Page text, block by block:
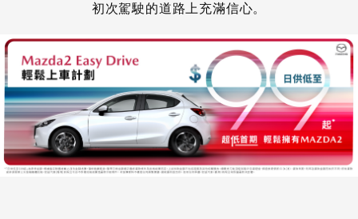
初次駕駛的道路上充滿信心。